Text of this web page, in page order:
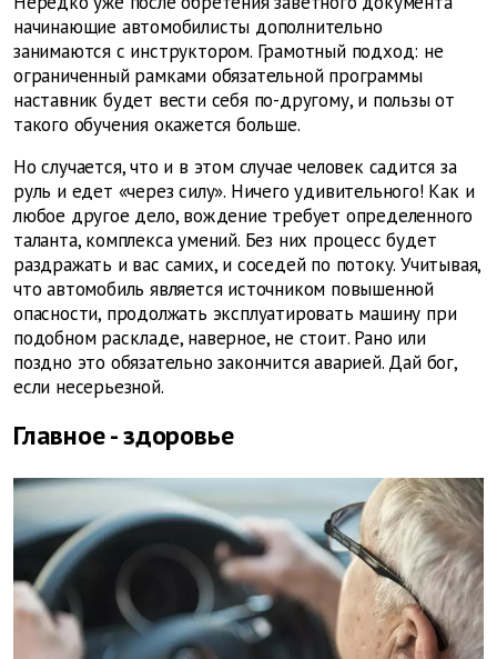
начинающие автомобилисты дополнительно
занимаются с инструктором. Грамотный подход: не
ограниченный рамками обязательной программы
наставник будет вести себя по-другому, и пользы от
такого обучения окажется больше.
Но случается, что и в этом случае человек садится за
руль и едет «через силу». Ничего удивительного! Как и
любое другое дело, вождение требует определенного
таланта, комплекса умений. Без них процесс будет
раздражать и вас самих, и соседей по потоку. Учитывая,
что автомобиль является источником повышенной
опасности, продолжать эксплуатировать машину при
подобном раскладе, наверное, не стоит. Рано или
поздно это обязательно закончится аварией. Дай бог,
если несерьезной.
Главное - здоровье